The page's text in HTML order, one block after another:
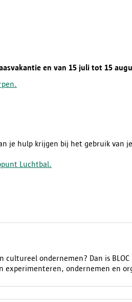
en van 15 juli tot 15
je hulp krijgen bij het gebruik van
Luchtbal.
ondernemen? Dan is
experimenteren, ondernemen en